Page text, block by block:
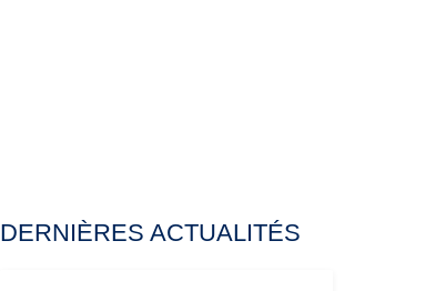
DERNIÈRES ACTUALITÉS